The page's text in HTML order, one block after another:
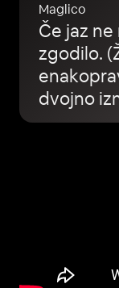
Maglico
Če jaz
zgodilo.
dvojno